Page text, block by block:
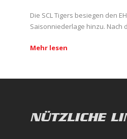
Die SCL Tigers besiegen den
Saisonniederlage hinzu. Nach
Mehr lesen
NÜTZLICHE